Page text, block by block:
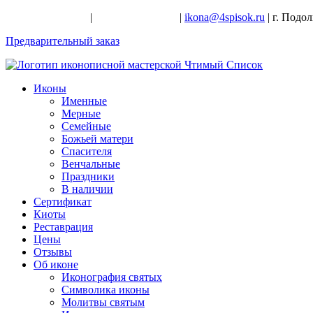
| | ikona@4spisok.ru | г.
Предварительный заказ
Иконы
Именные
Мерные
Семейные
Божьей матери
Спасителя
Венчальные
Праздники
В наличии
Сертификат
Киоты
Реставрация
Цены
Отзывы
Об иконе
Иконография святых
Символика иконы
Молитвы святым